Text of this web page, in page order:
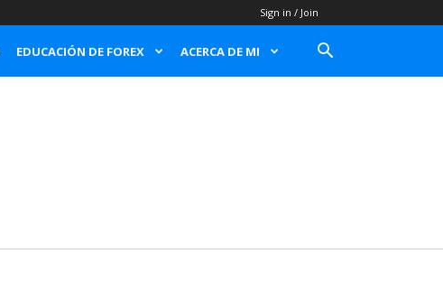
Sign in / Join
EDUCACIÓN DE FOREX ACERCA DE MI